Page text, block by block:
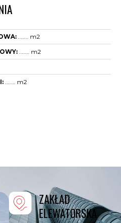
....... m2
....... m2
....... m2
ZAKŁAD
ELEWATORSKA